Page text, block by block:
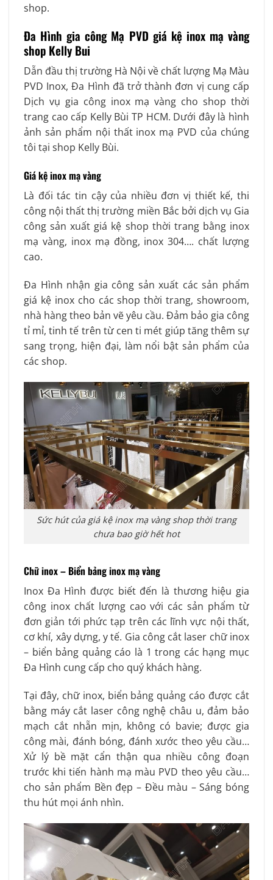
shop.
Đa Hình gia công Mạ PVD giá kệ inox mạ vàng
shop Kelly Bui
Dẫn đầu thị trường Hà Nội về chất lượng Mạ Màu
PVD Inox, Đa Hình đã trở thành đơn vị cung cấp
Dịch vụ gia công inox mạ vàng cho shop thời
trang cao cấp Kelly Bùi TP HCM. Dưới đây là hình
ảnh sản phẩm nội thất inox mạ PVD của chúng
tôi tại shop Kelly Bùi.
Giá kệ inox mạ vàng
Là đối tác tin cậy của nhiều đơn vị thiết kế, thi
công nội thất thị trường miền Bắc bởi dịch vụ Gia
công sản xuất giá kệ shop thời trang bằng inox
mạ vàng, inox mạ đồng, inox 304…. chất lượng
cao.
Đa Hình nhận gia công sản xuất các sản phẩm
giá kệ inox cho các shop thời trang, showroom,
nhà hàng theo bản vẽ yêu cầu. Đảm bảo gia công
tỉ mỉ, tinh tế trên từ cen ti mét giúp tăng thêm sự
sang trọng, hiện đại, làm nổi bật sản phẩm của
các shop.
Sức hút của giá kệ inox mạ vàng shop thời trang
chưa bao giờ hết hot
Chữ inox – Biển bảng inox mạ vàng
Inox Đa Hình được biết đến là thương hiệu gia
công inox chất lượng cao với các sản phẩm từ
đơn giản tới phức tạp trên các lĩnh vực nội thất,
cơ khí, xây dựng, y tế. Gia công cắt laser chữ inox
– biển bảng quảng cáo là 1 trong các hạng mục
Đa Hình cung cấp cho quý khách hàng.
Tại đây, chữ inox, biển bảng quảng cáo được cắt
bằng máy cắt laser công nghệ châu u, đảm bảo
mạch cắt nhẵn mịn, không có bavie; được gia
công mài, đánh bóng, đánh xước theo yêu cầu…
Xử lý bề mặt cẩn thận qua nhiều công đoạn
trước khi tiến hành mạ màu PVD theo yêu cầu…
cho sản phẩm Bền đẹp – Đều màu – Sáng bóng
thu hút mọi ánh nhìn.